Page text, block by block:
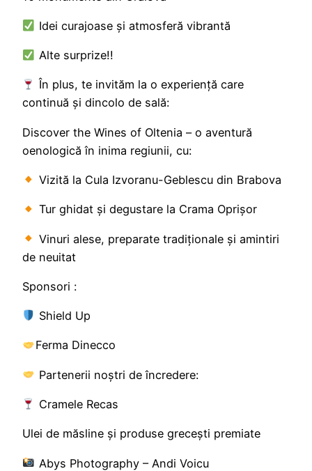
Idei curajoase și atmosferă vibrantă
Alte surprize!!
În plus, te invităm la o experiență care
continuă și dincolo de sală:
Discover the Wines of Oltenia – o aventură
oenologică în inima regiunii, cu:
Vizită la Cula Izvoranu-Geblescu din Brabova
Tur ghidat și degustare la Crama Oprișor
Vinuri alese, preparate tradiționale și amintiri
de neuitat
Sponsori :
Shield Up
Ferma Dinecco
Partenerii noștri de încredere:
Cramele Recas
Ulei de măsline și produse grecești premiate
Abys Photography – Andi Voicu